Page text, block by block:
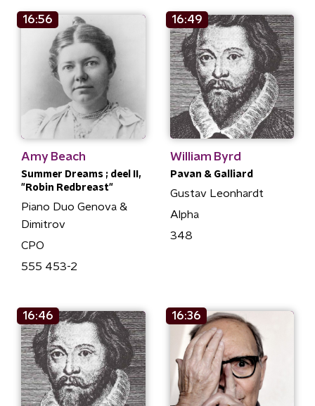
16:56
Amy Beach
Summer Dreams ; deel II,
"Robin Redbreast"
Piano Duo Genova &
Dimitrov
CPO
555 453-2
16:49
William Byrd
Pavan & Galliard
Gustav Leonhardt
Alpha
348
16:46 16:36